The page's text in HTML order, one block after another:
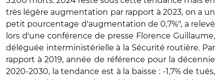
très légère augmentation par rapport à 2023, on a un
petit pourcentage d'augmentation de 0,7%", a relevé
lors d'une conférence de presse Florence Guillaume,
déléguée interministérielle à la Sécurité routière. Par
rapport à 2019, année de référence pour la décennie
2020-2030, la tendance est à la baisse : -1,7% de tués,